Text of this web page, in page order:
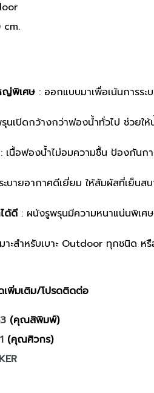
ญ่พิเศษ: ออกแบบมาเพื่อเน้นการระ
นเปิดกว้างกว่าฟองน้ำทั่วไป ช่วยให้
นื้อฟองน้ำไม่อมความชื้น ป้องกันกา
บายอากาศดีเยี่ยม ให้สัมผัสที่เย็นส
ด้ดี: ผนังรูพรุนมีความหนาแน่นพิเศษ
าะสำหรับเบาะ Outdoor ทุกชนิด หรื
เพิ่มเติม/โปรดติดต่อ
(คุณสิพิมพ์)
(คุณศิวกร)